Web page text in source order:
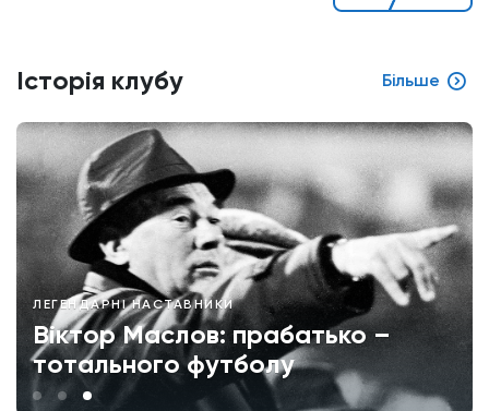
Історія клубу Більше
ЛЕГЕНДАРНІ НАСТАВНИКИ
Віктор Маслов: прабатько –
тотального футболу